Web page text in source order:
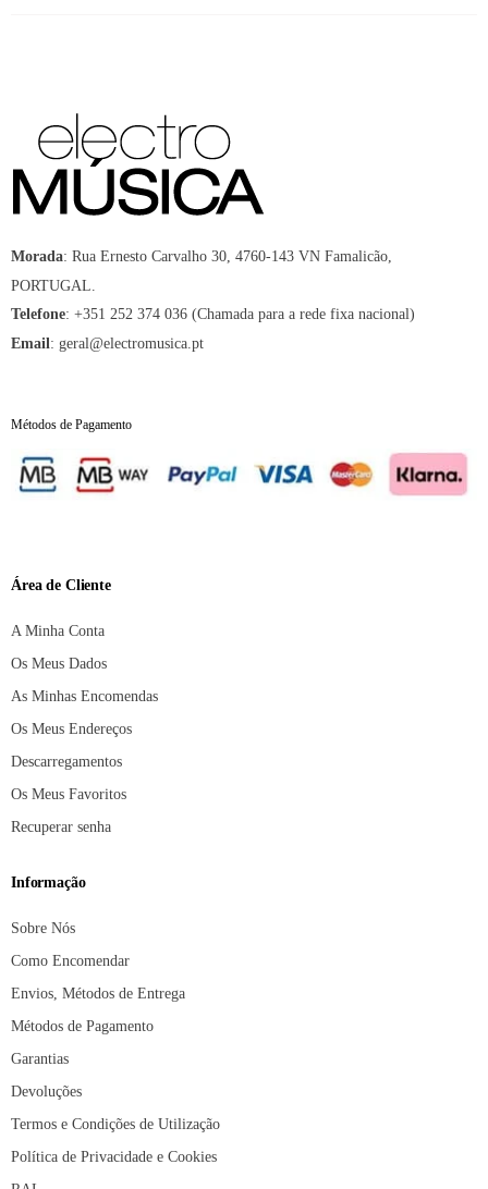
Morada: Rua Ernesto Carvalho 30, 4760-143 VN Famalicão,
PORTUGAL.
Telefone: +351 252 374 036 (Chamada para a rede fixa nacional)
Email : geral@electromusica.pt
Métodos de Pagamento
Área de Cliente
A Minha Conta
Os Meus Dados
As Minhas Encomendas
Os Meus Endereços
Descarregamentos
Os Meus Favoritos
Recuperar senha
Informação
Sobre Nós
Como Encomendar
Envios, Métodos de Entrega
Métodos de Pagamento
Garantias
Devoluções
Termos e Condições de Utilização
Política de Privacidade e Cookies